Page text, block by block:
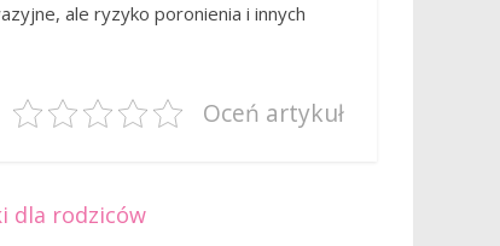
ale ryzyko poronienia i innych
Oceń artykuł
dla rodziców